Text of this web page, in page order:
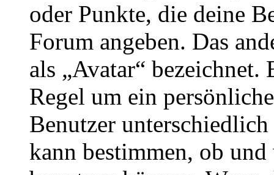
oder Punkte, die deine
Forum angeben. Das
als „Avatar“
Regel um ein
Benutzer
kann bestimmen, ob